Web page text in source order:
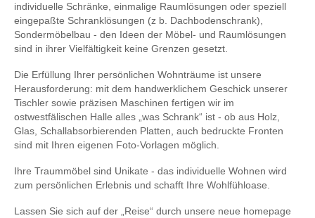
individuelle Schränke, einmalige Raumlösungen oder speziell
eingepaßte Schranklösungen (z b. Dachbodenschrank),
Sondermöbelbau - den Ideen der Möbel- und Raumlösungen
sind in ihrer Vielfältigkeit keine Grenzen gesetzt.
Die Erfüllung Ihrer persönlichen Wohnträume ist unsere
Herausforderung: mit dem handwerklichem Geschick unserer
Tischler sowie präzisen Maschinen fertigen wir im
ostwestfälischen Halle alles „was Schrank“ ist - ob aus Holz,
Glas, Schallabsorbierenden Platten, auch bedruckte Fronten
sind mit Ihren eigenen Foto-Vorlagen möglich.
Ihre Traummöbel sind Unikate - das individuelle Wohnen wird
zum persönlichen Erlebnis und schafft Ihre Wohlfühloase.
Lassen Sie sich auf der „Reise“ durch unsere neue homepage